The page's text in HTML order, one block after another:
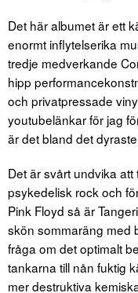
Det här albumet är ett
enormt inflytelserika
tredje medverkande
hipp
och privatpressade
youtubelänkar för jag
är det bland det
Det är svårt undvika
psykedelisk rock och
Pink Floyd så är
skön sommaräng med
fråga om det optimalt
tankarna till nån fuktig
mer destruktiva